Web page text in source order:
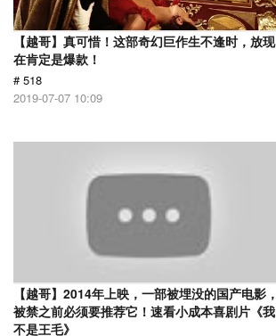
【越哥】真可惜！这部奇幻巨作生不逢时，放现
在肯定是爆款！
# 518
2019-07-07 10:09
【越哥】2014年上映，一部被埋没的国产电影，
被禁之前必须要推荐它！速看小成本喜剧片《我
不是王毛》